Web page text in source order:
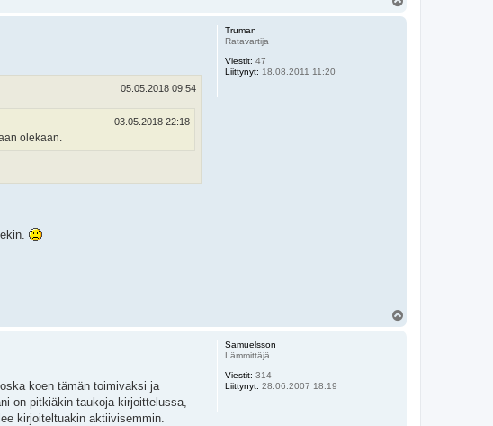
Truman
Ratavartija
Viestit: 47
Liittynyt: 18.08.2011 11:20
05.05.2018 09:54
03.05.2018 22:18
olekaan.
Samuelsson
Lämmittäjä
Viestit: 314
Liittynyt: 28.06.2007 18:19
koen tämän toimivaksi ja
on pitkiäkin taukoja kirjoittelussa,
kirjoiteltuakin aktiivisemmin.